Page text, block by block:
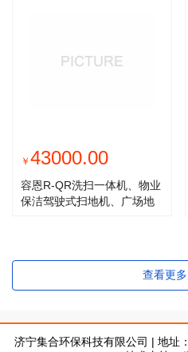
￥ 43000.00
容恩R-QR洗扫一体机、物业
保洁驾驶式扫地机、广场地
查看更
济宁集合环保科技有限公司 | 地址